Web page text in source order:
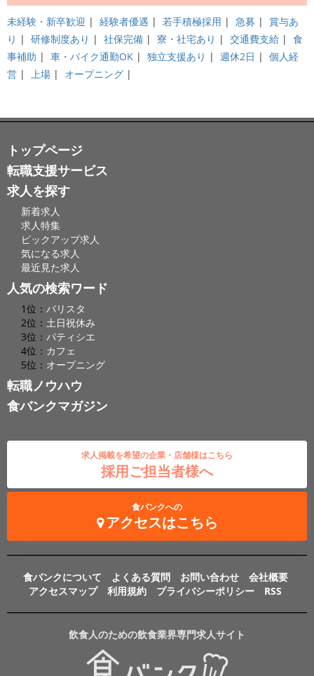
未経験・新卒歓迎 | 経験者優遇 | 若手積極採用 | 急募 | 賞与あ
り | 研修制度あり | 社保完備 | 寮・社宅あり | 交通費支給 | 食
事補助 | 車・バイク通勤OK | 独立支援あり | 週休2日 | 個人経
営 | 上場 | オープニング |
トップページ
転職支援サービス
求人を探す
新着求人
求人特集
ピックアップ求人
気になる求人
最近見た求人
人気の検索ワード
1位： バリスタ
2位： 土日祝休み
3位： パティシエ
4位： カフェ
5位： オープニング
転職ノウハウ
食バンクマガジン
求人掲載を希望の企業・店舗様はこちら
採用ご担当者様へ
食バンクへの
アクセスはこちら
食バンクについて よくある質問 お問い合わせ
会社概要
アクセスマップ
利用規約 プライバシーポリシー RSS
飲食人のための飲食業界専門求人サイト